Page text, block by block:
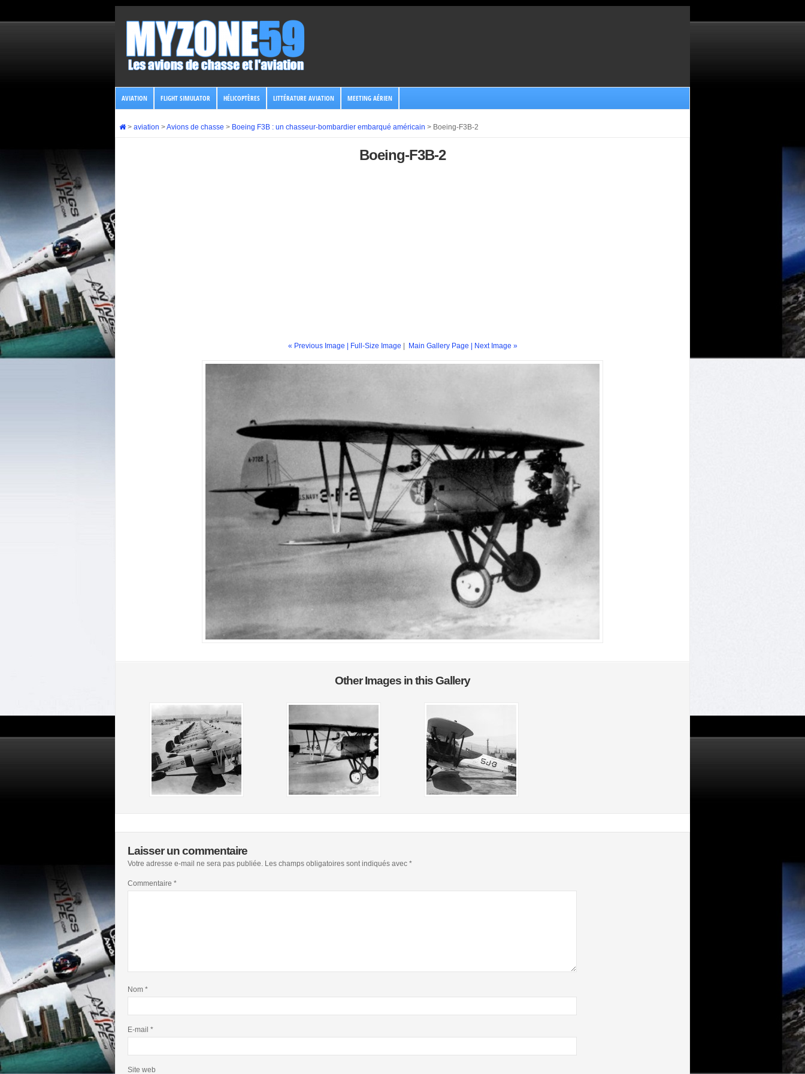
AVIATION FLIGHT SIMULATOR HÉLICOPTÈRES LITTÉRATURE AVIATION MEETING AÉRIEN
> aviation >Avions de chasse > Boeing F3B : un chasseur-bombardier embarqué américain > Boeing-F3B-2
Boeing-F3B-2
« Previous Image | Full-Size Image Main Gallery Page | Next Image »
Other Images in this Gallery
Laisser un commentaire
Votre adresse e-mail ne sera pas publiée. Les champs obligatoires sont indiqués avec *
Commentaire *
Nom *
E-mail *
Site web